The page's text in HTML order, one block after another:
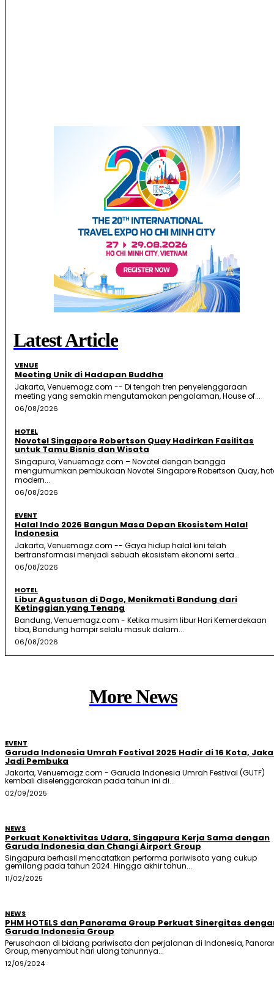
Latest Article
VENUE
Meeting Unik di Hadapan Buddha
Jakarta, Venuemagz.com -- Di tengah tren penyelenggaraan
meeting yang semakin mengutamakan pengalaman, House of...
06/08/2026
HOTEL
Novotel Singapore Robertson Quay Hadirkan Fasilitas
untuk Tamu Bisnis dan Wisata
Singapura, Venuemagz.com – Novotel dengan bangga
mengumumkan pembukaan Novotel Singapore Robertson Quay,
modern...
06/08/2026
EVENT
Halal Indo 2026 Bangun Masa Depan Ekosistem Halal
Indonesia
Jakarta, Venuemagz.com -- Gaya hidup halal kini telah
bertransformasi menjadi sebuah ekosistem ekonomi serta...
06/08/2026
HOTEL
Libur Agustusan di Dago, Menikmati Bandung dari
Ketinggian yang Tenang
Bandung, Venuemagz.com - Ketika musim libur Hari Kemerdekaan
tiba, Bandung hampir selalu masuk dalam...
06/08/2026
More News
EVENT
Garuda Indonesia Umrah Festival 2025 Hadir di 16 Kota,
Jadi Pembuka
Jakarta, Venuemagz.com - Garuda Indonesia Umrah Festival (GUTF)
kembali diselenggarakan pada tahun ini di...
02/09/2025
NEWS
Perkuat Konektivitas Udara, Singapura Kerja Sama dengan
Garuda Indonesia dan Changi Airport Group
Singapura berhasil mencatatkan performa pariwisata yang cukup
gemilang pada tahun 2024. Hingga akhir tahun...
11/02/2025
NEWS
PHM HOTELS dan Panorama Group Perkuat Sinergitas
Garuda Indonesia Group
Perusahaan di bidang pariwisata dan perjalanan di Indonesia,
Group, menyambut hari ulang tahunnya...
12/09/2024